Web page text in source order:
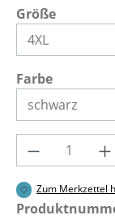
Größe
Farbe
Produkt
Zum Merkzettel